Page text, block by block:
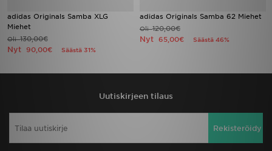
adidas Originals Samba XLG
Miehet
Oli130,00€
Nyt 90,00€ Säästä 31%
adidas Originals Samba 62 Miehet
Oli120,00€
Nyt 65,00€ Säästä 46%
Uutiskirjeen tilaus
Rekisteröidy